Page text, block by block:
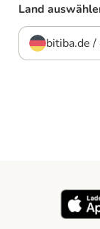
Land
bitiba.de /